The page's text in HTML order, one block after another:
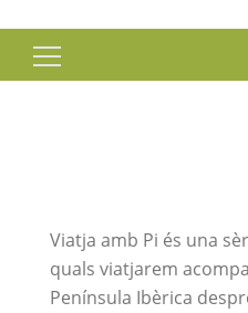
Cerca:
Viatja amb Pi és una
quals viatjarem
Península Ibèrica